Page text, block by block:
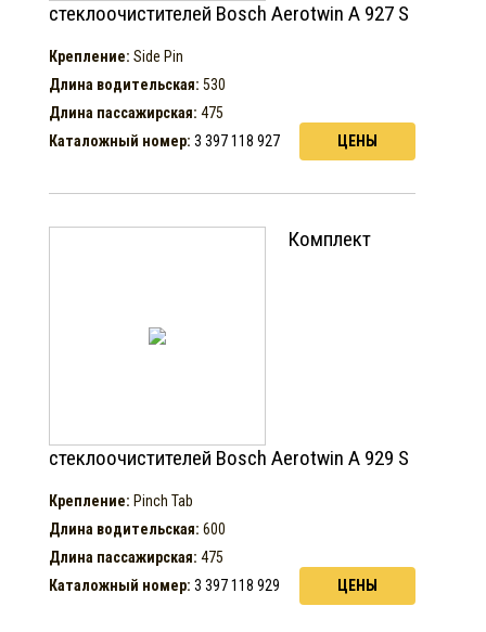
стеклоочистителей Bosch Aerotwin A 927 S
Крепление: Side Pin
Длина водительская: 530
Длина пассажирская: 475
Каталожный номер: 3 397 118 927 ЦЕНЫ
Комплект
стеклоочистителей Bosch Aerotwin A 929 S
Крепление: Pinch Tab
Длина водительская: 600
Длина пассажирская: 475
Каталожный номер: 3 397 118 929 ЦЕНЫ